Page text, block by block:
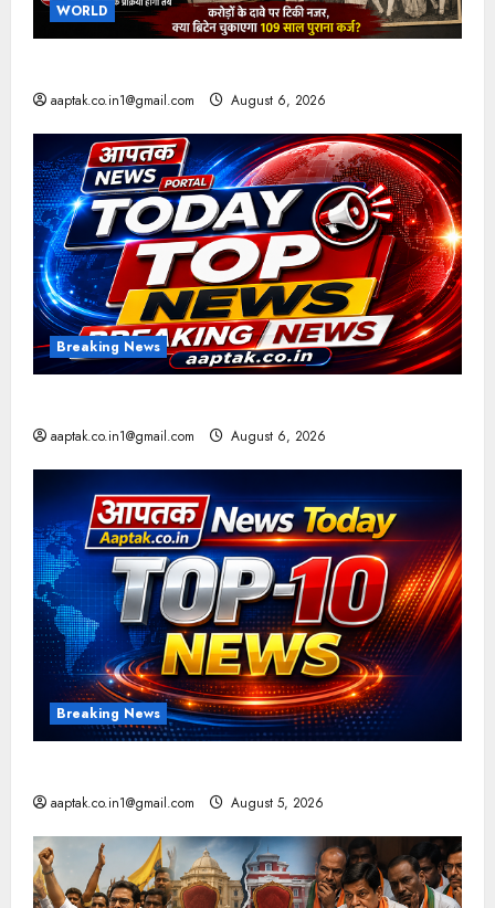
WORLD
aaptak.co.in1@gmail.com August 6, 2026
Breaking News
aaptak.co.in1@gmail.com August 6, 2026
Breaking News
aaptak.co.in1@gmail.com August 5, 2026